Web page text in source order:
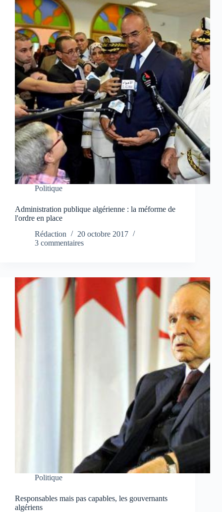
Politique
Administration publique algérienne : la méforme de
l'ordre en place
Rédaction
20 octobre 2017
3 commentaires
Politique
Responsables mais pas capables, les gouvernants
algériens